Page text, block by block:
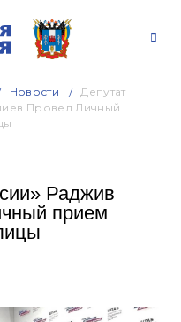
Новости
Депутат
Провел Личный
Раджив
прием